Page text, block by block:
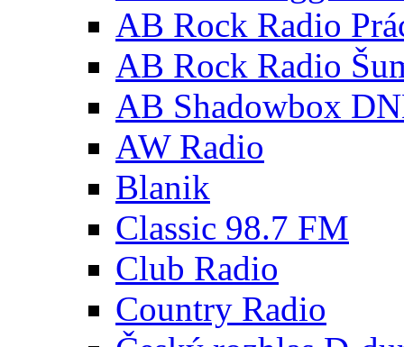
AB Rock Radio
AB Rock Radio
AB Shadowbox
AW Radio
Blanik
Classic 98.7 FM
Club Radio
Country Radio